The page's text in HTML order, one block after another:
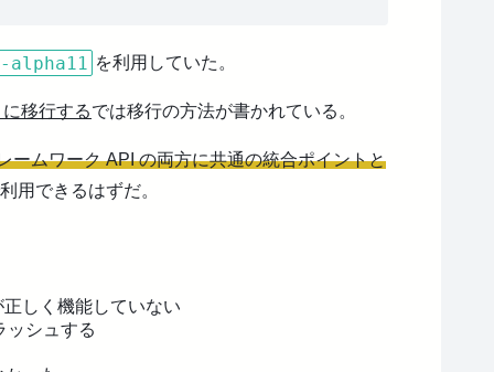
を利用していた。
移行するでは移行の方法が書かれている。
ームワーク API の両方に共通の統合ポイントと
用できるはずだ。
しく機能していない
ッシュする